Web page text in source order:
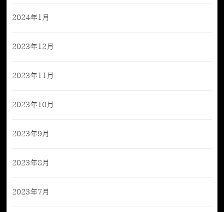
2024年1月
2023年12月
2023年11月
2023年10月
2023年9月
2023年8月
2023年7月